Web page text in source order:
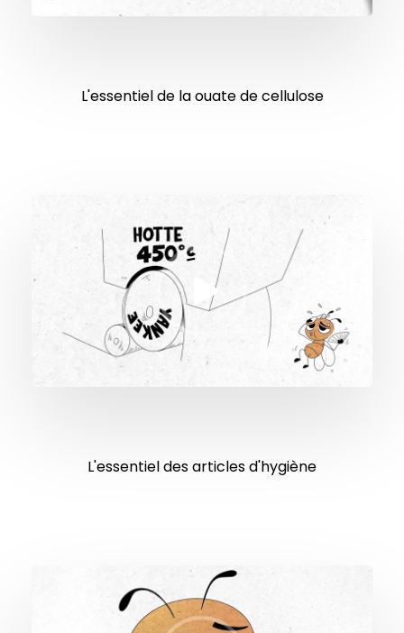
L'essentiel de la ouate de cellulose
L'essentiel des articles d'hygiène